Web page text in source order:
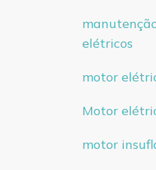
elétricos
motor
Motor
motor